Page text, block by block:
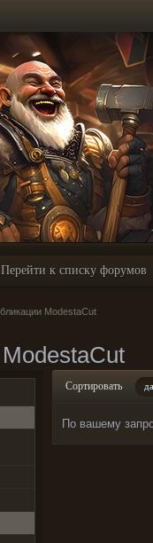
Перейти к списку форумов
ModestaCut
Сортировать
По вашему